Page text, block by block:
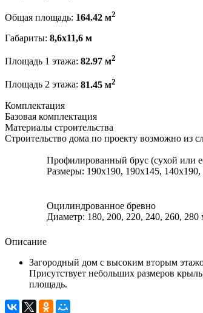
Общая площадь: 164.42 м2
Габариты: 8,6х11,6 м
Площадь 1 этажа: 82.97 м2
Площадь 2 этажа: 81.45 м2
Комплектация
Базовая комплектация
Материалы строительства
Строительство дома по проекту возможно из
Профилированный брус (сухой или
Размеры: 190х190, 190х145,
Оцилиндрованное бревно
Диаметр: 180, 200, 220, 240, 260, 280
Описание
Загородный дом с высоким вторым
Присутствует небольших размеров
площадь.